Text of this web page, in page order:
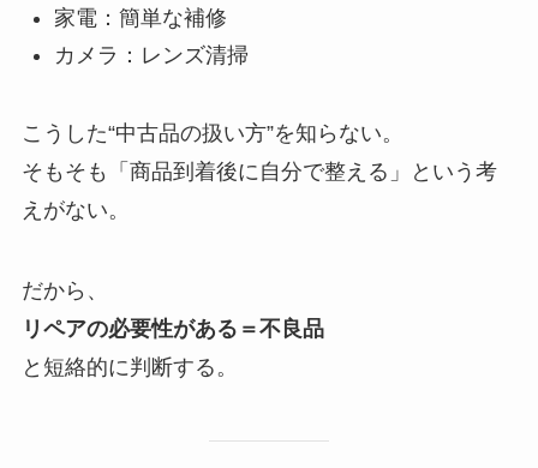
家電：簡単な補修
カメラ：レンズ清掃
こうした“中古品の扱い方”を知らない。
そもそも「商品到着後に自分で整える」という考
えがない。
だから、
リペアの必要性がある＝不良品
と短絡的に判断する。